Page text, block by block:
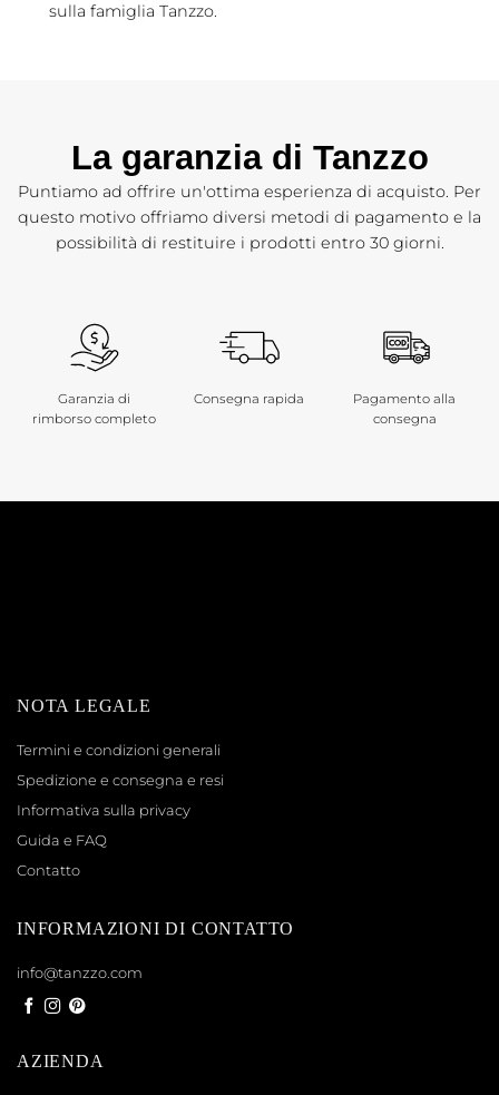
sulla famiglia Tanzzo.
La garanzia di Tanzzo
Puntiamo ad offrire un'ottima esperienza di acquisto. Per
questo motivo offriamo diversi metodi di pagamento e la
possibilità di restituire i prodotti entro 30 giorni.
Garanzia di
rimborso completo
Consegna rapida
Pagamento alla
consegna
NOTA LEGALE
Termini e condizioni generali
Spedizione e consegna e resi
Informativa sulla privacy
Guida e FAQ
Contatto
INFORMAZIONI DI CONTATTO
info@tanzzo.com
AZIENDA